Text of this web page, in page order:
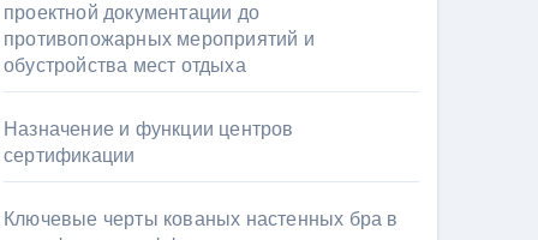
проектной документации до
противопожарных мероприятий и
обустройства мест отдыха
Назначение и функции центров
сертификации
Ключевые черты кованых настенных бра в